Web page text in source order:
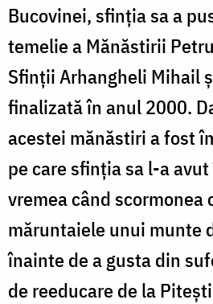
Bucovinei, sfinţia sa a
temelie a Mănăstirii
Sfinţii Arhangheli Mihail
finalizată în anul 2000.
acestei mănăstiri a fost
pe care sfinţia sa l-a
vremea când scormonea
măruntaiele unui munte
înainte de a gusta din
de reeducare de la